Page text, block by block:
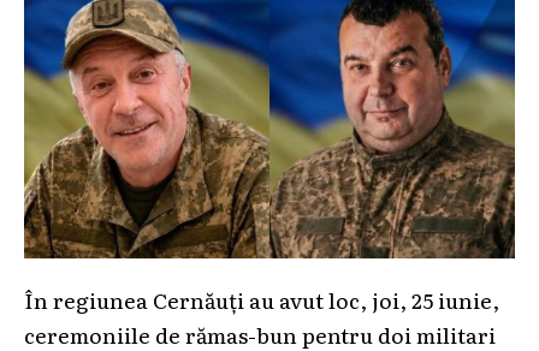
În regiunea Cernăuți au avut loc, joi, 25 iunie,
ceremoniile de rămas-bun pentru doi militari